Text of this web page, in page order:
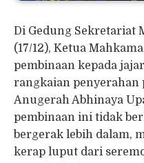
Di Gedung Sekretariat
(17/12), Ketua
pembinaan kepada
rangkaian penyerahan
Anugerah Abhinaya
pembinaan ini tidak
bergerak lebih dalam,
kerap luput dari